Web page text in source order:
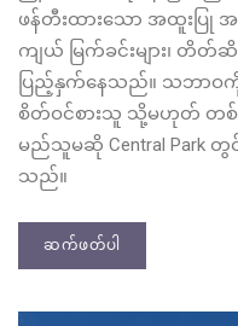
ဖန်တီးထားသော အထူးပြု အင်္
ကျယ် မြက်ခင်းများ၊ တိတ်ဆိ
ပြည့်နှက်နေသည်။ သဘာဝကို
စိတ်ဝင်စားသူ သို့မဟုတ် တစ်ခ
မည်သူမဆို Central Park
သည်။
ဆက်ဖတ်ပါ